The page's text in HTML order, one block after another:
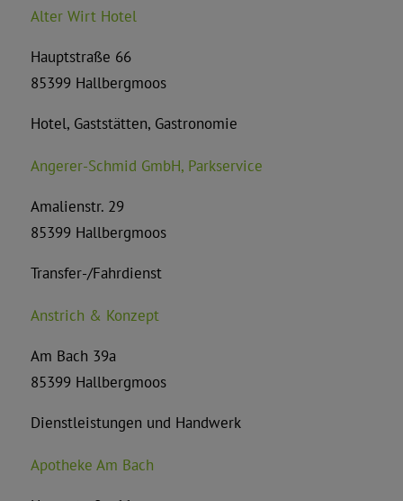
Alter Wirt Hotel
Hauptstraße 66
85399 Hallbergmoos
Hotel, Gaststätten, Gastronomie
Angerer-Schmid GmbH, Parkservice
Amalienstr. 29
85399 Hallbergmoos
Transfer-/Fahrdienst
Anstrich & Konzept
Am Bach 39a
85399 Hallbergmoos
Dienstleistungen und Handwerk
Apotheke Am Bach